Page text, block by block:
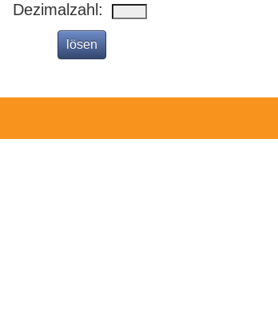
Dezimalzahl: